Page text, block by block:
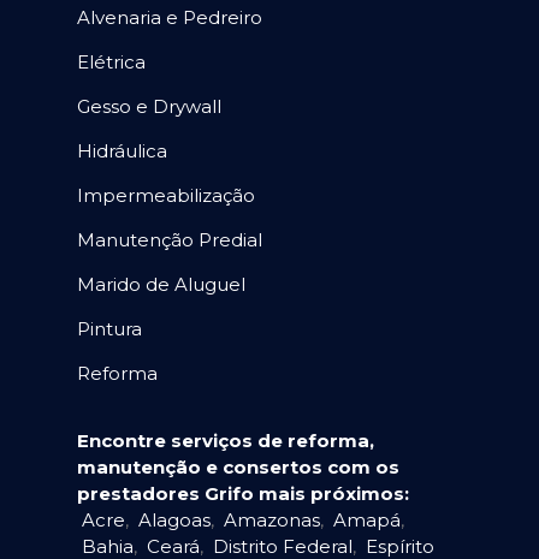
Alvenaria e Pedreiro
Elétrica
Gesso e Drywall
Hidráulica
Impermeabilização
Manutenção Predial
Marido de Aluguel
Pintura
Reforma
Encontre serviços de reforma,
manutenção e consertos com os
prestadores Grifo mais próximos:
Acre, Alagoas, Amazonas, Amapá,
Bahia, Ceará, Distrito Federal, Espírito